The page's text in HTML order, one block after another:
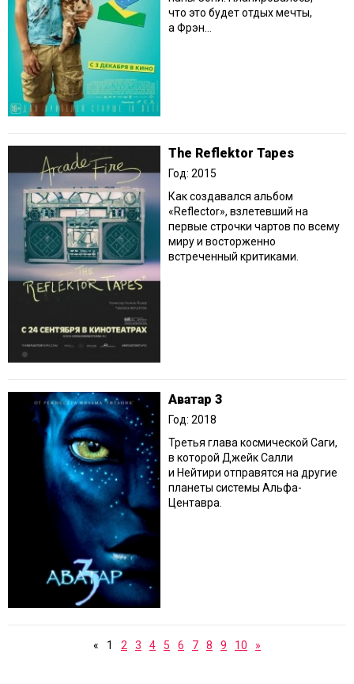
что это будет отдых мечты,
а Фрэн...
The Reflektor Tapes
Год: 2015
Как создавался альбом
«Reflector», взлетевший на
первые строчки чартов по всему
миру и восторженно
встреченный критиками.
Аватар 3
Год: 2018
Третья глава космической Саги,
в которой Джейк Салли
и Нейтири отправятся на другие
планеты системы Альфа-
Центавра.
« 1 2 3 4 5 6 7 8 9 10 »